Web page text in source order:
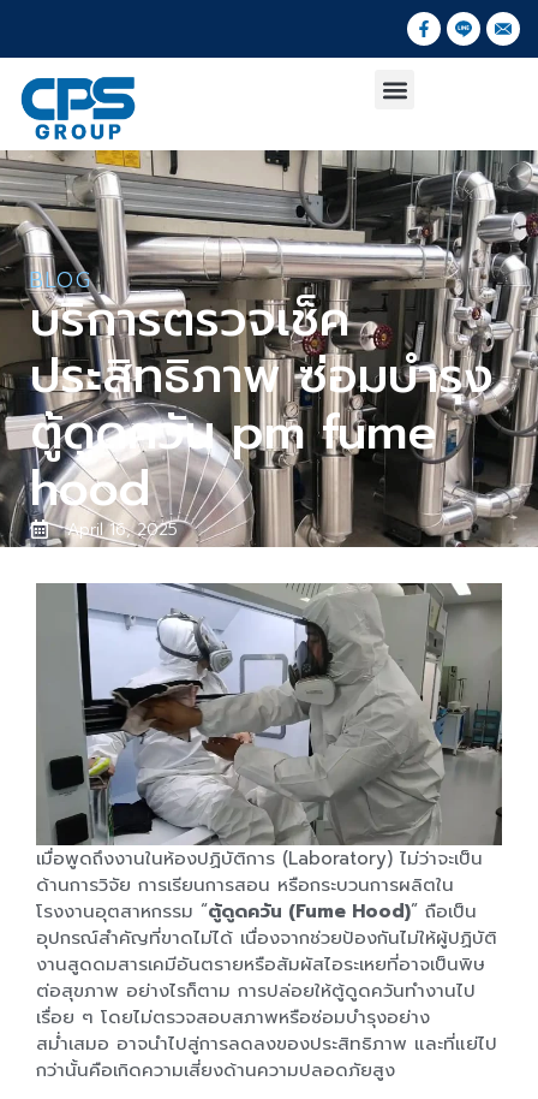
BLOG
บริการตรวจเช็ค
ประสิทธิภาพ ซ่อมบำรุง
ตู้ดูดควัน pm fume
hood
April 16, 2025
เมื่อพูดถึงงานในห้องปฏิบัติการ (Laboratory) ไม่ว่าจะเป็น
ด้านการวิจัย การเรียนการสอน หรือกระบวนการผลิตใน
โรงงานอุตสาหกรรม “ตู้ดูดควัน (Fume Hood)” ถือเป็น
อุปกรณ์สำคัญที่ขาดไม่ได้ เนื่องจากช่วยป้องกันไม่ให้ผู้ปฏิบัติ
งานสูดดมสารเคมีอันตรายหรือสัมผัสไอระเหยที่อาจเป็นพิษ
ต่อสุขภาพ อย่างไรก็ตาม การปล่อยให้ตู้ดูดควันทำงานไป
เรื่อย ๆ โดยไม่ตรวจสอบสภาพหรือซ่อมบำรุงอย่าง
สม่ำเสมอ อาจนำไปสู่การลดลงของประสิทธิภาพ และที่แย่ไป
กว่านั้นคือเกิดความเสี่ยงด้านความปลอดภัยสูง